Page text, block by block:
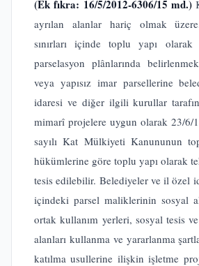
(Ek fıkra: 16/5/2012-6306/15 md.)
ayrılan alanlar hariç olmak
sınırları içinde toplu yapı olarak
parselasyon plânlarında
veya yapısız imar parsellerine
idaresi ve diğer ilgili kurullar
mimarî projelere uygun olarak 23/6/
sayılı Kat Mülkiyeti Kanununun
hükümlerine göre toplu yapı olarak
tesis edilebilir. Belediyeler ve il özel
içindeki parsel maliklerinin sosyal
ortak kullanım yerleri, sosyal tesis
alanları kullanma ve yararlanma
katılma usullerine ilişkin işletme